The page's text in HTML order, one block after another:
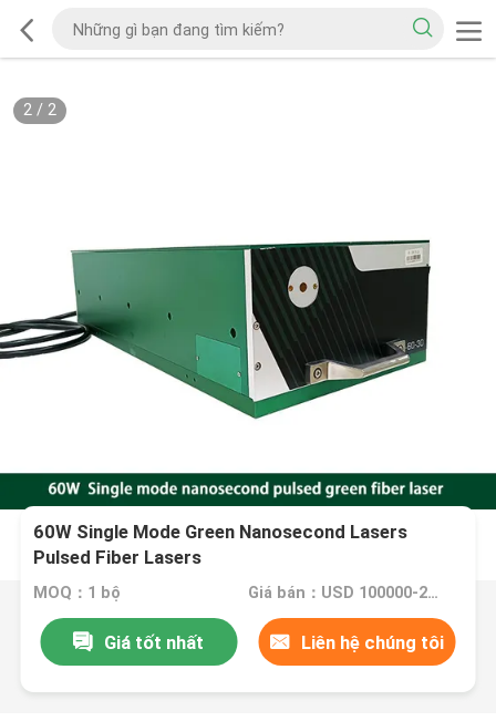
2/ 2
60W Single Mode Green Nanosecond Lasers
Pulsed Fiber Lasers
MOQ：1 bộ Giá bán：USD 100000-20000/set
Giá tốt nhất Liên hệ chúng tôi